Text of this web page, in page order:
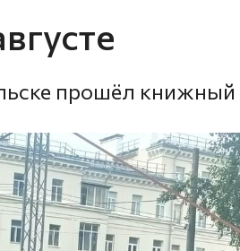
прошёл книжный